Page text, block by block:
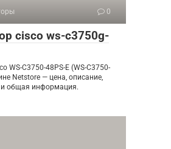
0
cisco ws-c3750g-
WS-C3750-48PS-E (WS-C3750-
Netstore — цена, описание,
и общая информация.